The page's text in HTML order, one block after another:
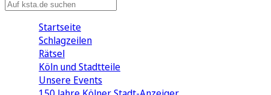
Startseite
Schlagzeilen
Rätsel
Köln und Stadtteile
Unsere Events